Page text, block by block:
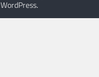
WordPress.